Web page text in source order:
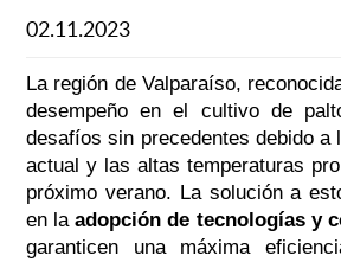
02.11.2023
La región de Valparaíso,
desempeño en el cultivo de
desafíos sin precedentes debido a
actual y las altas temperaturas
próximo verano. La solución a
en laadopción de tecnologías y
garanticen una máxima